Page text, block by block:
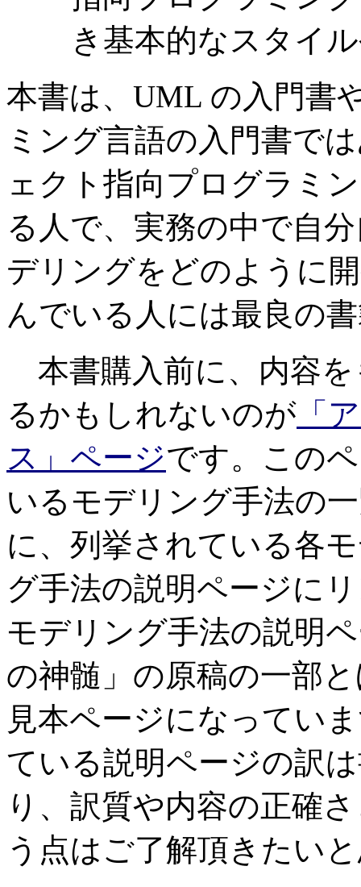
き基本的なスタイ
本書は、UML の入門書
ミング言語の入門書で
ェクト指向プログラミ
る人で、実務の中で自
デリングをどのように
んでいる人には最良の
本書購入前に、内容
るかもしれないのが 「
ス」ページです。この
いるモデリング手法の
に、列挙されている各
グ手法の説明ページに
モデリング手法の説明
の神髄」の原稿の一部
見本ページになってい
ている説明ページの訳
り、訳質や内容の正確
う点はご了解頂きたい